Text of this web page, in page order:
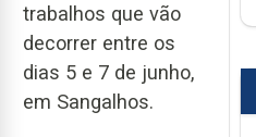
trabalhos que vão
decorrer entre os
dias 5 e 7 de junho,
em Sangalhos.